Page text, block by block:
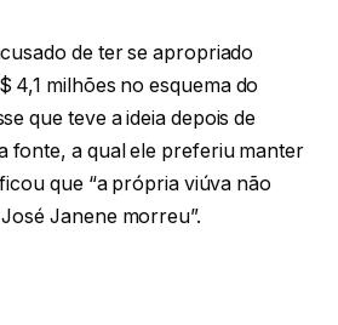
de ter se apropriado
4,1 milhões no esquema do
que teve a ideia depois de
fonte, a qual ele preferiu manter
que “a própria viúva não
Janene morreu”.